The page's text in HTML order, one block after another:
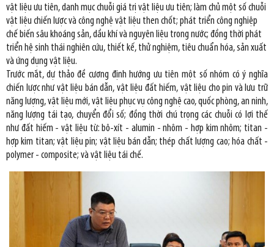
vật liệu ưu tiên, danh mục chuỗi giá trị vật liệu ưu tiên; làm chủ một số chuỗi
vật liệu chiến lược và công nghệ vật liệu then chốt; phát triển công nghiệp
chế biến sâu khoáng sản, dầu khí và nguyên liệu trong nước; đồng thời phát
triển hệ sinh thái nghiên cứu, thiết kế, thử nghiệm, tiêu chuẩn hóa, sản xuất
và ứng dụng vật liệu.
Trước mắt, dự thảo đề cương định hướng ưu tiên một số nhóm có ý nghĩa
chiến lược như vật liệu bán dẫn, vật liệu đất hiếm, vật liệu cho pin và lưu trữ
năng lượng, vật liệu mới, vật liệu phục vụ công nghệ cao, quốc phòng, an ninh,
năng lượng tái tạo, chuyển đổi số; đồng thời chú trọng các chuỗi có lợi thế
như đất hiếm - vật liệu từ: bô-xít - alumin - nhôm - hợp kim nhôm; titan -
hợp kim titan; vật liệu pin; vật liệu bán dẫn; thép chất lượng cao; hóa chất -
polymer - composite; và vật liệu tái chế.